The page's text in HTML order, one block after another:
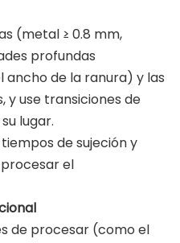
(metal ≥ 0.8 mm,
profundas
ancho de la ranura) y las
y use transiciones de
lugar.
de sujeción y
el
de procesar (como el